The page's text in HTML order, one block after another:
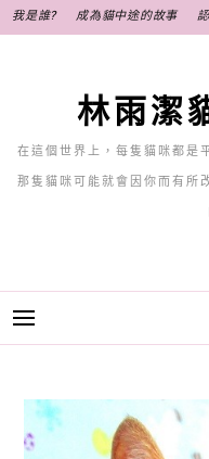
至
我是誰? 成為貓中途的故事
林雨潔
在這個世界上，每隻貓咪都是
那隻貓咪可能就會因你而有所